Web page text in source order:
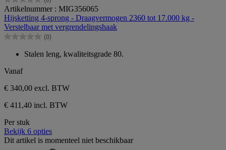
0.0
van
de
5
sterren.
Artikelnummer : MIG356065
Hijsketting 4-sprong - Draagvermogen 2360 tot 17.000 kg -
Verstelbaar met vergrendelingshaak
(0)
0.0
5
Stalen leng, kwaliteitsgrade 80.
Vanaf
€ 340,00 excl. BTW
€ 411,40 incl. BTW
Per stuk
Bekijk 6 opties
Dit artikel is momenteel niet beschikbaar